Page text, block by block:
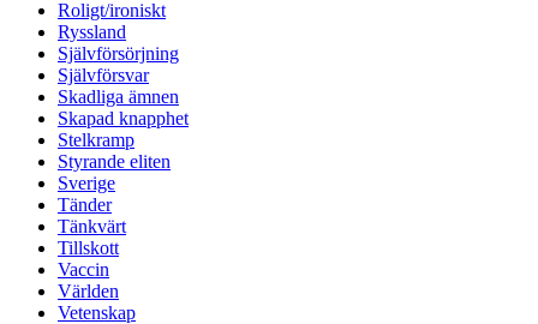
Roligt/ironiskt
Ryssland
Självförsörjning
Självförsvar
Skadliga ämnen
Skapad knapphet
Stelkramp
Styrande eliten
Sverige
Tänder
Tänkvärt
Tillskott
Vaccin
Världen
Vetenskap